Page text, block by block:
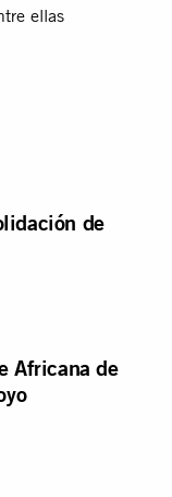
ellas
de
Africana de